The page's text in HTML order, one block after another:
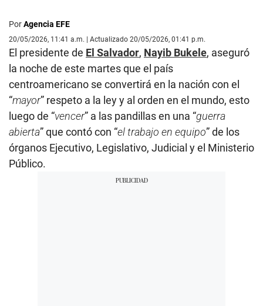
PorAgencia EFE
20/05/2026, 11:41 a.m. | Actualizado 20/05/2026, 01:41 p.m.
El presidente de El Salvador, Nayib Bukele, aseguró
la noche de este martes que el país
centroamericano se convertirá en la nación con el
“mayor” respeto a la ley y al orden en el mundo, esto
luego de “vencer” a las pandillas en una “guerra
abierta” que contó con “el trabajo en equipo” de los
órganos Ejecutivo, Legislativo, Judicial y el Ministerio
Público.